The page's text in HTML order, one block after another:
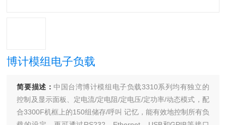
博计模组电子负载
简要描述：中国台湾博计模组电子负载3310系列均有独立的
控制及显示面板、定电流/定电阻/定电压/定功率/动态模式，配
合3300F机框上的150组储存/呼叫 记忆，能有效地控制所有负